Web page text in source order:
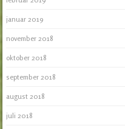
januar 2019
november 2018
oktober 2018
september 2018
august 2018
juli 2018